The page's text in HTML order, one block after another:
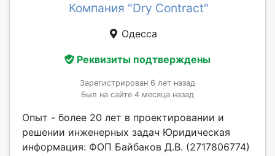
Компания "Dry Contract"
Одесса
Реквизиты подтверждены
Зарегистрирован 6 лет назад
Был на сайте 4 месяца назад
Опыт - более 20 лет в проектировании и
решении инженерных задач Юридическая
информация: ФОП Байбаков Д.В. (2717806774)